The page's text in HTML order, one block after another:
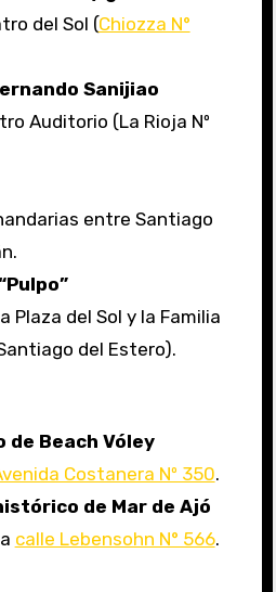
del Sol (Chiozza N°
Sanijiao
Auditorio (La Rioja Nº
entre Santiago
Plaza del Sol y la Familia
del Estero).
Beach Vóley
Costanera Nº 350.
de Mar de Ajó
calle Lebensohn N° 566.